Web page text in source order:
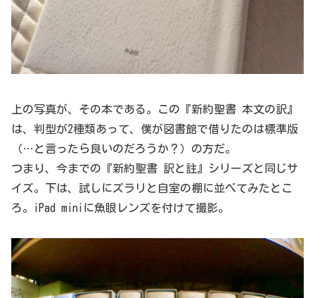
上の写真が、その本である。この『新約聖書 本文の訳』
は、判型が2種類あって、僕が図書館で借りたのは標準版
（…と言ったら良いのだろうか？）の方だ。
つまり、今までの『新約聖書 訳と註』シリーズと同じサ
イズ。下は、試しにズラリと自室の棚に並べてみたとこ
ろ。iPad miniに魚眼レンズを付けて撮影。